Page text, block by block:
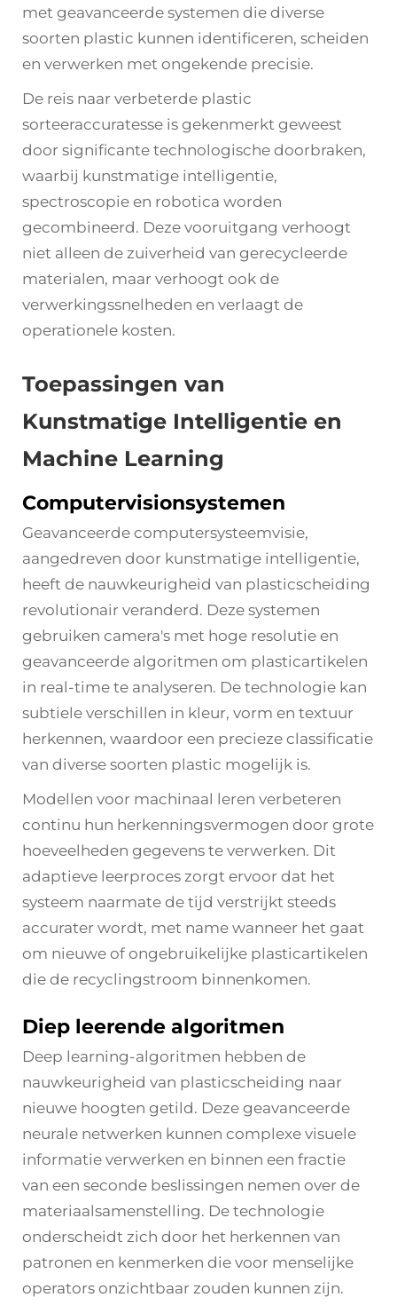
met geavanceerde systemen die diverse
soorten plastic kunnen identificeren, scheiden
en verwerken met ongekende precisie.
De reis naar verbeterde plastic
sorteeraccuratesse is gekenmerkt geweest
door significante technologische doorbraken,
waarbij kunstmatige intelligentie,
spectroscopie en robotica worden
gecombineerd. Deze vooruitgang verhoogt
niet alleen de zuiverheid van gerecycleerde
materialen, maar verhoogt ook de
verwerkingssnelheden en verlaagt de
operationele kosten.
Toepassingen van
Kunstmatige Intelligentie en
Machine Learning
Computervisionsystemen
Geavanceerde computersysteemvisie,
aangedreven door kunstmatige intelligentie,
heeft de nauwkeurigheid van plasticscheiding
revolutionair veranderd. Deze systemen
gebruiken camera's met hoge resolutie en
geavanceerde algoritmen om plasticartikelen
in real-time te analyseren. De technologie kan
subtiele verschillen in kleur, vorm en textuur
herkennen, waardoor een precieze classificatie
van diverse soorten plastic mogelijk is.
Modellen voor machinaal leren verbeteren
continu hun herkenningsvermogen door grote
hoeveelheden gegevens te verwerken. Dit
adaptieve leerproces zorgt ervoor dat het
systeem naarmate de tijd verstrijkt steeds
accurater wordt, met name wanneer het gaat
om nieuwe of ongebruikelijke plasticartikelen
die de recyclingstroom binnenkomen.
Diep leerende algoritmen
Deep learning-algoritmen hebben de
nauwkeurigheid van plasticscheiding naar
nieuwe hoogten getild. Deze geavanceerde
neurale netwerken kunnen complexe visuele
informatie verwerken en binnen een fractie
van een seconde beslissingen nemen over de
materiaalsamenstelling. De technologie
onderscheidt zich door het herkennen van
patronen en kenmerken die voor menselijke
operators onzichtbaar zouden kunnen zijn.